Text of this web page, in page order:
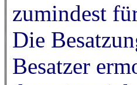
zumindest
Die
Besatzer